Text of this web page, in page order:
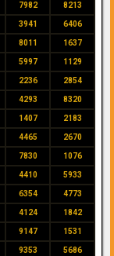
7982 8213
3941 6406
8011 1637
5997 1129
2236 2854
4293 8320
1407 2183
4465 2670
7830 1076
4410 5933
6354 4773
4124 1842
9147 1531
9353 5686